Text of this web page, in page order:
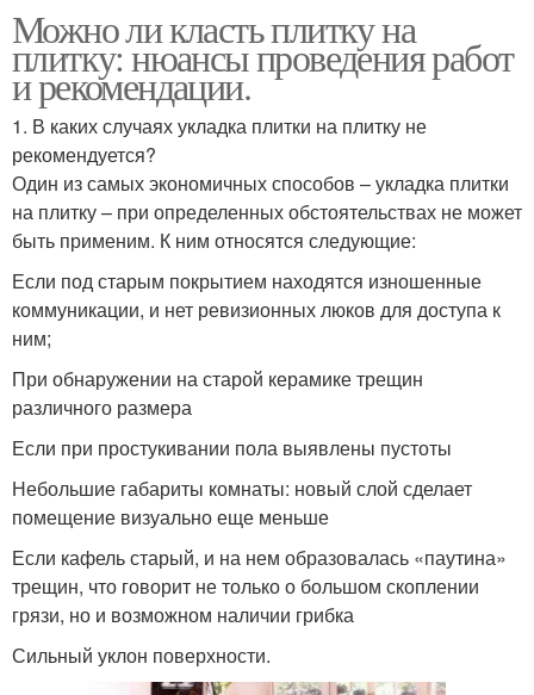
Можно ли класть плитку на
плитку: нюансы проведения работ
и рекомендации.
1. В каких случаях укладка плитки на плитку не
рекомендуется?
Один из самых экономичных способов – укладка плитки
на плитку – при определенных обстоятельствах не может
быть применим. К ним относятся следующие:
Если под старым покрытием находятся изношенные
коммуникации, и нет ревизионных люков для доступа к
ним;
При обнаружении на старой керамике трещин
различного размера
Если при простукивании пола выявлены пустоты
Небольшие габариты комнаты: новый слой сделает
помещение визуально еще меньше
Если кафель старый, и на нем образовалась «паутина»
трещин, что говорит не только о большом скоплении
грязи, но и возможном наличии грибка
Сильный уклон поверхности.